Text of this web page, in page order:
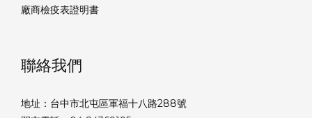
廠商檢疫表證明書
聯絡我們
地址：台中市北屯區軍福十八路288號